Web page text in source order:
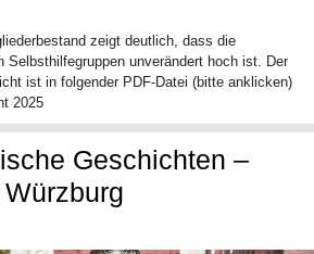
zeigt deutlich, dass die
Selbsthilfegruppen unverändert hoch ist. Der
ist in folgender PDF-Datei (bitte anklicken)
2025
Geschichten –